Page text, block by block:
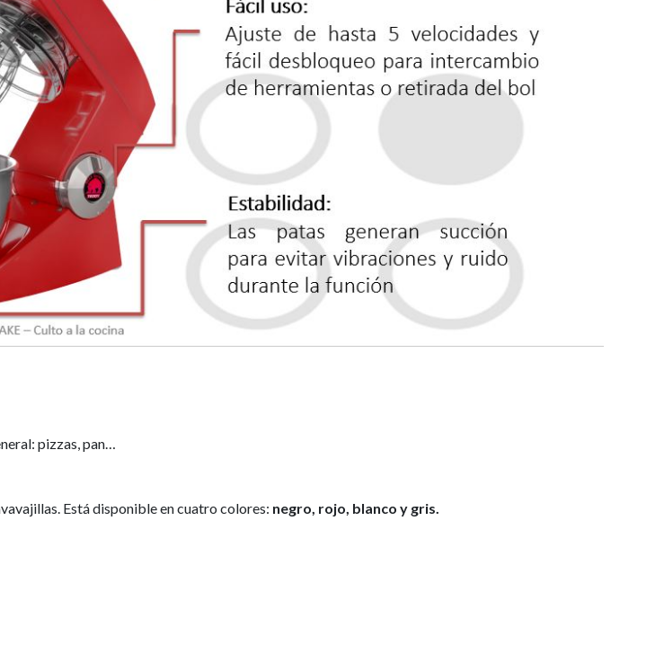
pizzas, pan…
Está disponible en cuatro colores: negro, rojo, blanco y gris.